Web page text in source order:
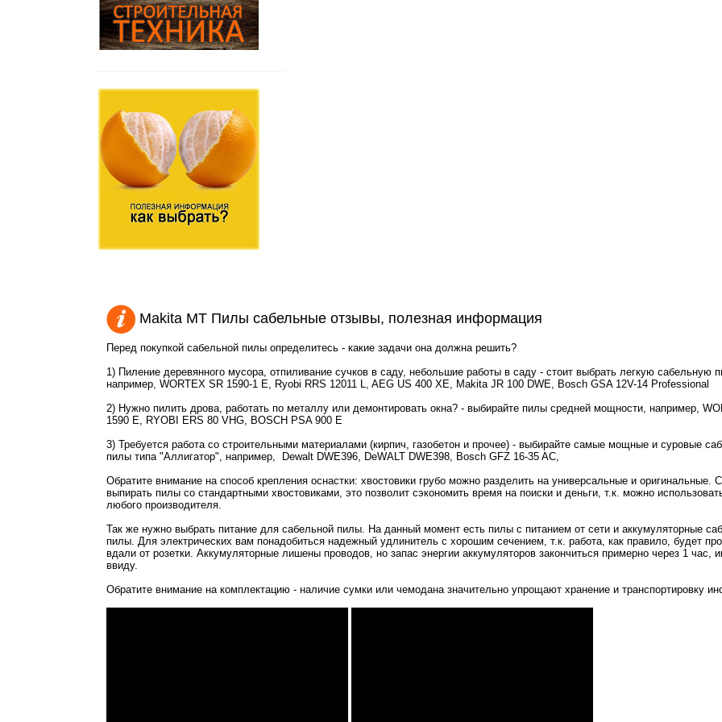
Makita MT Пилы сабельные отзывы, полезная информация
Перед покупкой сабельной пилы определитесь - какие задачи она должна решить?
1) Пиление деревянного мусора, отпиливание сучков в саду, небольшие работы в саду - стоит выбрать легкую сабельную
например, WORTEX SR 1590-1 E, Ryobi RRS 12011 L, AEG US 400 XE, Makita JR 100 DWE, Bosch GSA 12V-14 Professional
2) Нужно пилить дрова, работать по металлу или демонтировать окна? - выбирайте пилы средней мощности, например,
1590 E, RYOBI ERS 80 VHG, BOSCH PSA 900 E
3) Требуется работа со строительными материалами (кирпич, газобетон и прочее) - выбирайте самые мощные и суровые
пилы типа "Аллигатор", например, Dewalt DWE396, DeWALT DWE398, Bosch GFZ 16-35 AC,
Обратите внимание на способ крепления оснастки: хвостовики грубо можно разделить на универсальные и оригинальные.
выпирать пилы со стандартными хвостовиками, это позволит сэкономить время на поиски и деньги, т.к. можно
любого производителя.
Так же нужно выбрать питание для сабельной пилы. На данный момент есть пилы с питанием от сети и аккумуляторные
пилы. Для электрических вам понадобиться надежный удлинитель с хорошим сечением, т.к. работа, как правило, будет
вдали от розетки. Аккумуляторные лишены проводов, но запас энергии аккумуляторов закончиться примерно через 1 час,
ввиду.
Обратите внимание на комплектацию - наличие сумки или чемодана значительно упрощают хранение и транспортировку